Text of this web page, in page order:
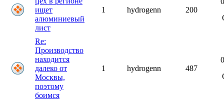
ищет
алюминиевый
лист
1 hydrogenn 200
Re:
Производство
находится
далеко от
Москвы,
поэтому
боимся
1 hydrogenn 487